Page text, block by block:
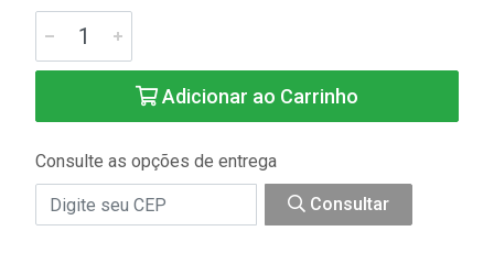
Adicionar ao Carrinho
Consulte as opções de entrega
Consultar